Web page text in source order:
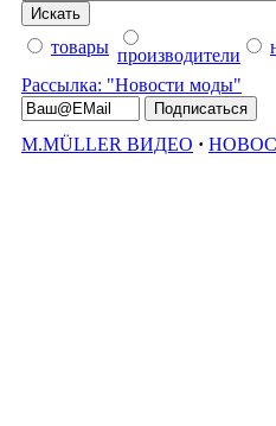
товары производители
Рассылка: "Новости моды"
M.MÜLLER ВИДЕО ·